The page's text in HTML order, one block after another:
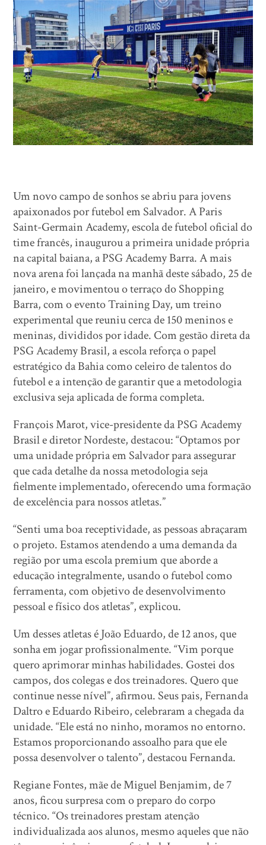
Um novo campo de sonhos se abriu para jovens
apaixonados por futebol em Salvador. A Paris
Saint-Germain Academy, escola de futebol oficial do
time francês, inaugurou a primeira unidade própria
na capital baiana, a PSG Academy Barra. A mais
nova arena foi lançada na manhã deste sábado, 25 de
janeiro, e movimentou o terraço do Shopping
Barra, com o evento Training Day, um treino
experimental que reuniu cerca de 150 meninos e
meninas, divididos por idade. Com gestão direta da
PSG Academy Brasil, a escola reforça o papel
estratégico da Bahia como celeiro de talentos do
futebol e a intenção de garantir que a metodologia
exclusiva seja aplicada de forma completa.
François Marot, vice-presidente da PSG Academy
Brasil e diretor Nordeste, destacou: “Optamos por
uma unidade própria em Salvador para assegurar
que cada detalhe da nossa metodologia seja
fielmente implementado, oferecendo uma formação
de excelência para nossos atletas.”
“Senti uma boa receptividade, as pessoas abraçaram
o projeto. Estamos atendendo a uma demanda da
região por uma escola premium que aborde a
educação integralmente, usando o futebol como
ferramenta, com objetivo de desenvolvimento
pessoal e físico dos atletas”, explicou.
Um desses atletas é João Eduardo, de 12 anos, que
sonha em jogar profissionalmente. “Vim porque
quero aprimorar minhas habilidades. Gostei dos
campos, dos colegas e dos treinadores. Quero que
continue nesse nível”, afirmou. Seus pais, Fernanda
Daltro e Eduardo Ribeiro, celebraram a chegada da
unidade. “Ele está no ninho, moramos no entorno.
Estamos proporcionando assoalho para que ele
possa desenvolver o talento”, destacou Fernanda.
Regiane Fontes, mãe de Miguel Benjamim, de 7
anos, ficou surpresa com o preparo do corpo
técnico. “Os treinadores prestam atenção
individualizada aos alunos, mesmo aqueles que não